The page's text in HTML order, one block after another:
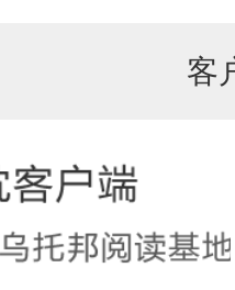
客